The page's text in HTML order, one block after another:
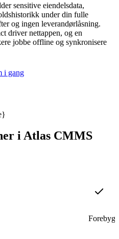
sensitive eiendelsdata,
under din fulle
og ingen leverandørlåsning.
driver nettappen, og en
jobbe offline og synkronisere
i gang
i Atlas CMMS